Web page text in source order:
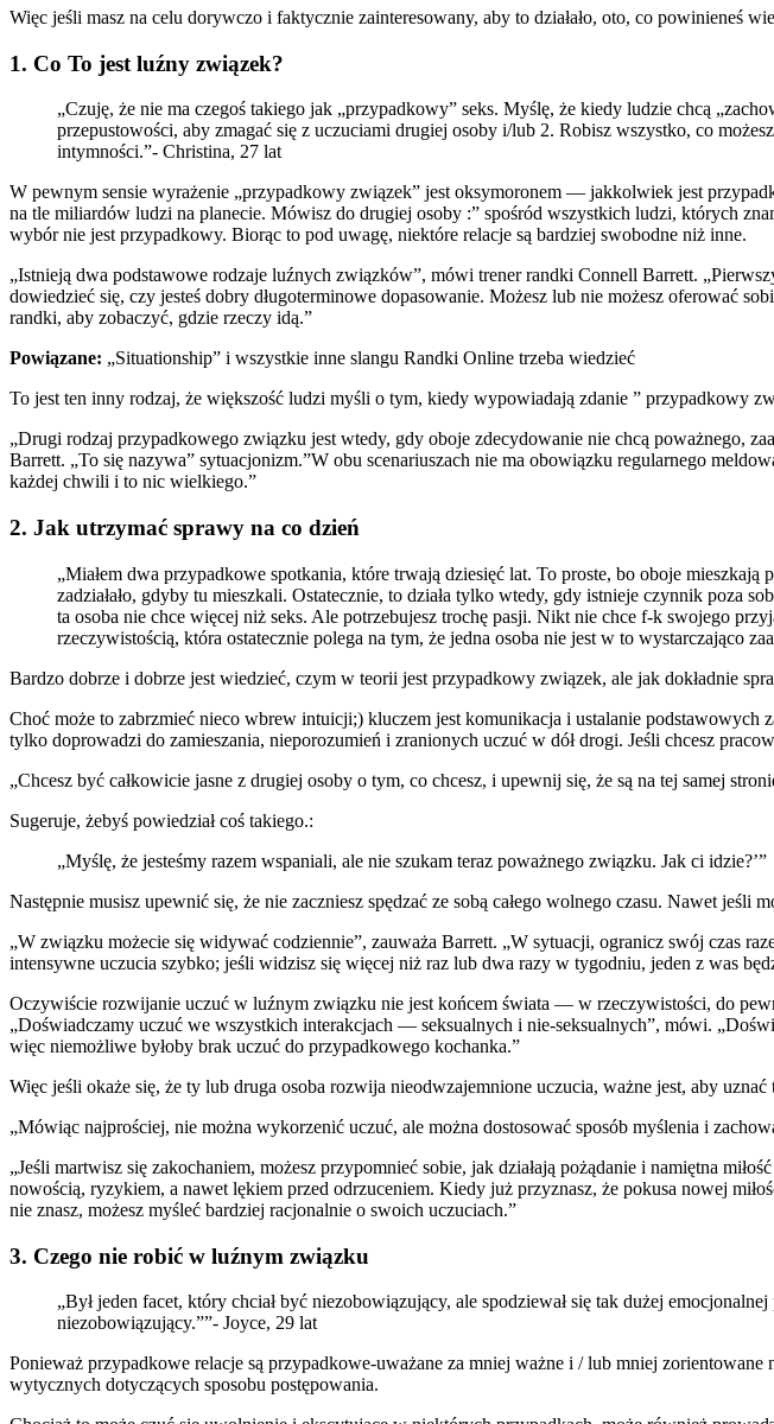
Więc jeśli masz na celu dorywczo i faktycznie zainteresowany, aby to działało, oto, co powinieneś
1. Co To jest luźny związek?
„Czuję, że nie ma czegoś takiego jak „przypadkowy” seks. Myślę, że kiedy ludzie chcą
przepustowości, aby zmagać się z uczuciami drugiej osoby i/lub 2. Robisz wszystko, co
intymności.”- Christina, 27 lat
W pewnym sensie wyrażenie „przypadkowy związek” jest oksymoronem — jakkolwiek jest
na tle miliardów ludzi na planecie. Mówisz do drugiej osoby :” spośród wszystkich ludzi, których
wybór nie jest przypadkowy. Biorąc to pod uwagę, niektóre relacje są bardziej swobodne niż inne.
„Istnieją dwa podstawowe rodzaje luźnych związków”, mówi trener randki Connell Barrett.
dowiedzieć się, czy jesteś dobry długoterminowe dopasowanie. Możesz lub nie możesz oferować
randki, aby zobaczyć, gdzie rzeczy idą.”
Powiązane: „Situationship” i wszystkie inne slangu Randki Online trzeba wiedzieć
To jest ten inny rodzaj, że większość ludzi myśli o tym, kiedy wypowiadają zdanie ” przypadkowy
„Drugi rodzaj przypadkowego związku jest wtedy, gdy oboje zdecydowanie nie chcą poważnego,
Barrett. „To się nazywa” sytuacjonizm.”W obu scenariuszach nie ma obowiązku regularnego
każdej chwili i to nic wielkiego.”
2. Jak utrzymać sprawy na co dzień
„Miałem dwa przypadkowe spotkania, które trwają dziesięć lat. To proste, bo oboje
zadziałało, gdyby tu mieszkali. Ostatecznie, to działa tylko wtedy, gdy istnieje czynnik poza
ta osoba nie chce więcej niż seks. Ale potrzebujesz trochę pasji. Nikt nie chce f-k swojego
rzeczywistością, która ostatecznie polega na tym, że jedna osoba nie jest w to wystarczająco
Bardzo dobrze i dobrze jest wiedzieć, czym w teorii jest przypadkowy związek, ale jak dokładnie
Choć może to zabrzmieć nieco wbrew intuicji;) kluczem jest komunikacja i ustalanie
tylko doprowadzi do zamieszania, nieporozumień i zranionych uczuć w dół drogi. Jeśli chcesz
„Chcesz być całkowicie jasne z drugiej osoby o tym, co chcesz, i upewnij się, że są na tej samej
Sugeruje, żebyś powiedział coś takiego.:
„Myślę, że jesteśmy razem wspaniali, ale nie szukam teraz poważnego związku. Jak ci idzie?’”
Następnie musisz upewnić się, że nie zaczniesz spędzać ze sobą całego wolnego czasu. Nawet jeśli
„W związku możecie się widywać codziennie”, zauważa Barrett. „W sytuacji, ogranicz swój czas
intensywne uczucia szybko; jeśli widzisz się więcej niż raz lub dwa razy w tygodniu, jeden z was
Oczywiście rozwijanie uczuć w luźnym związku nie jest końcem świata — w rzeczywistości, do
„Doświadczamy uczuć we wszystkich interakcjach — seksualnych i nie-seksualnych”, mówi.
więc niemożliwe byłoby brak uczuć do przypadkowego kochanka.”
Więc jeśli okaże się, że ty lub druga osoba rozwija nieodwzajemnione uczucia, ważne jest, aby
„Mówiąc najprościej, nie można wykorzenić uczuć, ale można dostosować sposób myślenia i
„Jeśli martwisz się zakochaniem, możesz przypomnieć sobie, jak działają pożądanie i namiętna
nowością, ryzykiem, a nawet lękiem przed odrzuceniem. Kiedy już przyznasz, że pokusa nowej
nie znasz, możesz myśleć bardziej racjonalnie o swoich uczuciach.”
3. Czego nie robić w luźnym związku
„Był jeden facet, który chciał być niezobowiązujący, ale spodziewał się tak dużej
niezobowiązujący.””- Joyce, 29 lat
Ponieważ przypadkowe relacje są przypadkowe-uważane za mniej ważne i / lub mniej
wytycznych dotyczących sposobu postępowania.